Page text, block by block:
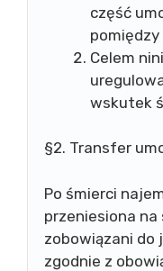
część
Celem
wskutek
§2. Transfer
Po śmierci
przeniesiona
zobowiązani do
zgodnie z